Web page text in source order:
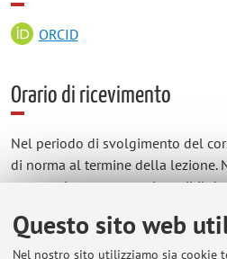
Questo sito web
Nel nostro sito utilizziamo sia cookie
ORCID
Orario di ricevimento
Nel periodo di svolgimento del
di norma al termine della lezione.
necessario contattare via mail il
Il ricevimento potrà avvenire